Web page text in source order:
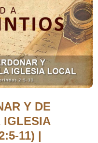
Y DE
IGLESIA
11) |